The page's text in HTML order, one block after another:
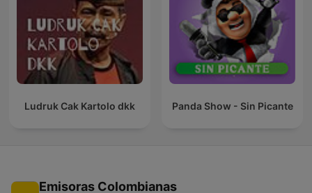
Ludruk Cak Kartolo dkk Panda Show - Sin Picante
Emisoras Colombianas